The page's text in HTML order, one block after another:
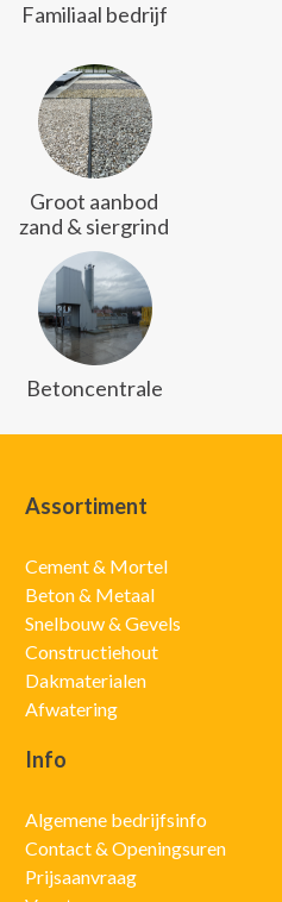
Familiaal bedrijf
Groot aanbod
zand & siergrind
Betoncentrale
Assortiment
Cement & Mortel
Beton & Metaal
Snelbouw & Gevels
Constructiehout
Dakmaterialen
Afwatering
Info
Algemene bedrijfsinfo
Contact & Openingsuren
Prijsaanvraag